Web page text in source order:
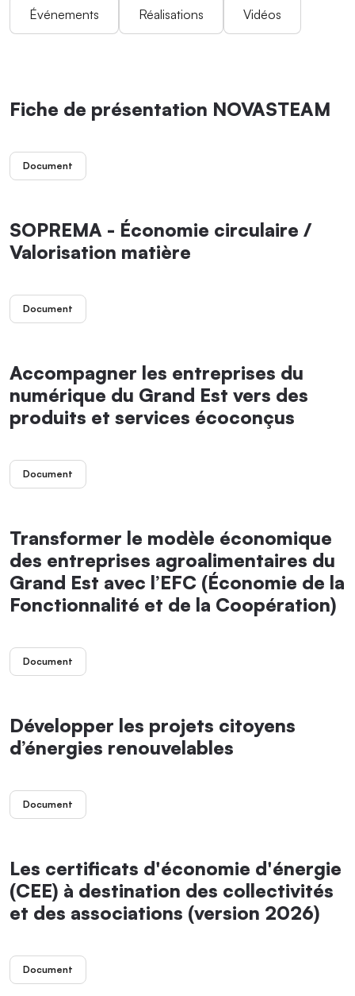
Événements Réalisations Vidéos
Fiche de présentation NOVASTEAM
Document
SOPREMA - Économie circulaire /
Valorisation matière
Document
Accompagner les entreprises du
numérique du Grand Est vers des
produits et services écoconçus
Document
Transformer le modèle économique
des entreprises agroalimentaires du
Grand Est avec l’EFC (Économie de la
Fonctionnalité et de la Coopération)
Document
Développer les projets citoyens
d’énergies renouvelables
Document
Les certificats d'économie d'énergie
(CEE) à destination des collectivités
et des associations (version 2026)
Document